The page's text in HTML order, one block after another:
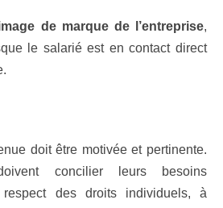
de marque de l’entreprise,
le salarié est en contact direct
doit être motivée et pertinente.
concilier leurs besoins
des droits individuels, à